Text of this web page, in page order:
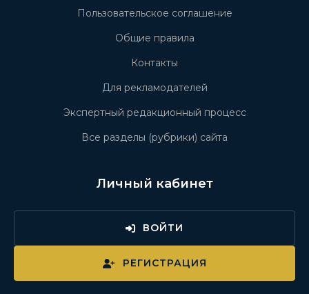
Пользовательское соглашение
Общие правила
Контакты
Для рекламодателей
Экспертный редакционный процесс
Все разделы (рубрики) сайта
Личный кабинет
ВОЙТИ
РЕГИСТРАЦИЯ